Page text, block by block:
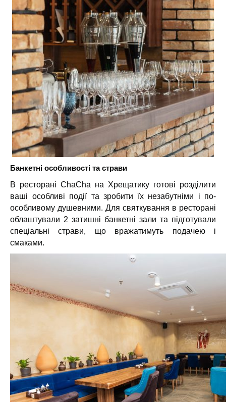
Банкетні особливості та страви
В ресторані ChaCha на Хрещатику готові розділити
ваші особливі події та зробити їх незабутніми і по-
особливому душевними. Для святкування в ресторані
облаштували 2 затишні банкетні зали та підготували
спеціальні страви, що вражатимуть подачею і
смаками.